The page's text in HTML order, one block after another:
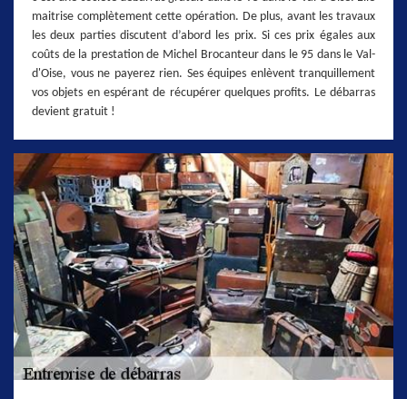
maitrise complètement cette opération. De plus, avant les travaux
les deux parties discutent d’abord les prix. Si ces prix égales aux
coûts de la prestation de Michel Brocanteur dans le 95 dans le Val-
d'Oise, vous ne payerez rien. Ses équipes enlèvent tranquillement
vos objets en espérant de récupérer quelques profits. Le débarras
devient gratuit !